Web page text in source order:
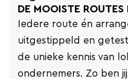
DE MOOISTE ROUTES
Iedere route én
uitgestippeld en
de unieke kennis van
ondernemers. Zo ben